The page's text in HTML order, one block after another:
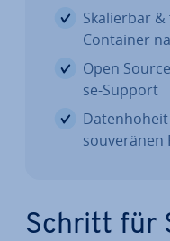
Ska­lier­bar &
Container
Open
se-Support
sou­ve­rä­nen
Schritt für